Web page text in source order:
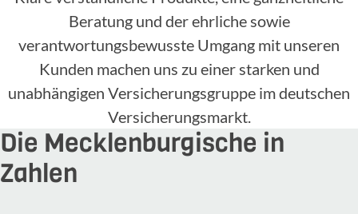
Beratung und der ehrliche sowie
verantwortungsbewusste Umgang mit unseren
Kunden machen uns zu einer starken und
unabhängigen Versicherungsgruppe im deutschen
Versicherungsmarkt.
Die Mecklenburgische in
Zahlen